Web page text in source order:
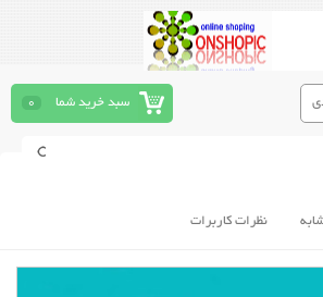
سبد خرید شما 0
نظرات کاربرات